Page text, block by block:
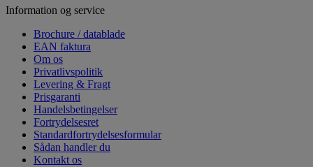
Information og service
Brochure / datablade
EAN faktura
Om os
Privatlivspolitik
Levering & Fragt
Prisgaranti
Handelsbetingelser
Fortrydelsesret
Standardfortrydelsesformular
Sådan handler du
Kontakt os